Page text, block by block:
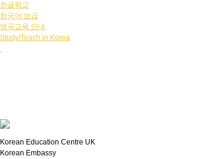
한글학교
한국어 보급
영국교육 안내
Study/Teach in Korea
Korean Education Centre UK
Korean Embassy